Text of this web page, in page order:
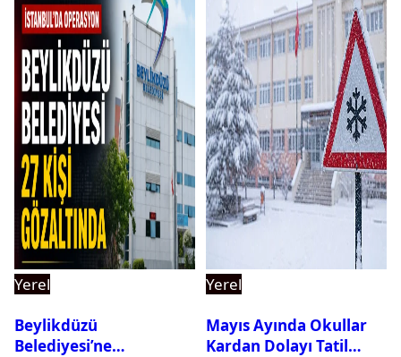
Yerel
Beylikdüzü
Belediyesi’ne
Yerel
Mayıs Ayında Okullar
Kardan Dolayı Tatil